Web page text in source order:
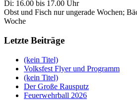
Di: 16.00 bis 17.00 Uhr
Obst und Fisch nur ungerade Wochen;
Woche
Letzte Beiträge
(kein Titel)
Volksfest Flyer und Programm
(kein Titel)
Der Große Rausputz
Feuerwehrball 2026